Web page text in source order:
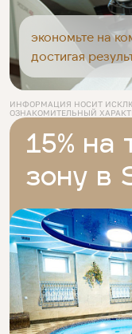
экономьте на
достигая
ИНФОРМАЦИЯ НОСИТ
ОЗНАКОМИТЕЛЬНЫЙ
15% на
зону в